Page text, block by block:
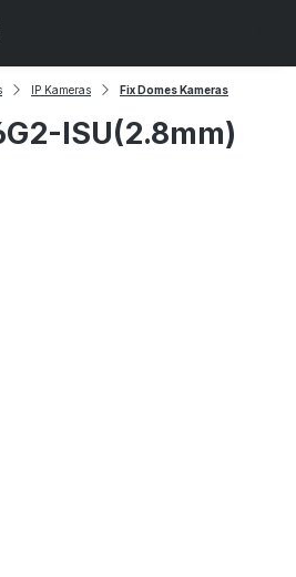
IP Kameras Fix Domes Kameras
ISU(2.8mm)